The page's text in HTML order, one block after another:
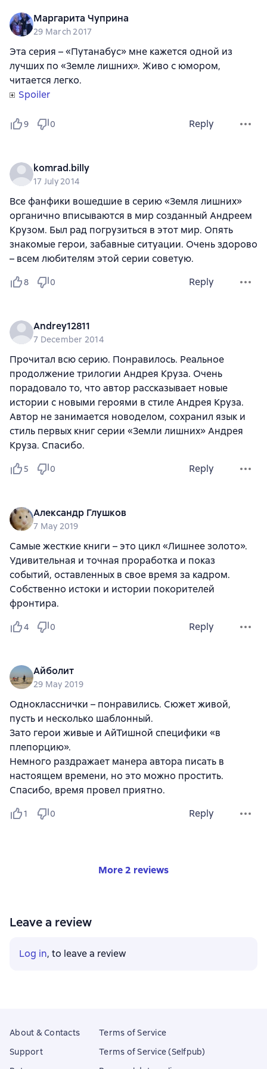
Маргарита Чуприна
29 March 2017
Эта серия – «Путанабус» мне кажется одной из
лучших по «Земле лишних». Живо с юмором,
читается легко.
Spoiler
9 0 Reply
komrad.billy
17 July 2014
Все фанфики вошедшие в серию «Земля лишних»
органично вписываются в мир созданный Андреем
Крузом. Был рад погрузиться в этот мир. Опять
знакомые герои, забавные ситуации. Очень здорово
– всем любителям этой серии советую.
8 0 Reply
Andrey12811
7 December 2014
Прочитал всю серию. Понравилось. Реальное
продолжение трилогии Андрея Круза. Очень
порадовало то, что автор рассказывает новые
истории с новыми героями в стиле Андрея Круза.
Автор не занимается новоделом, сохранил язык и
стиль первых книг серии «Земли лишних» Андрея
Круза. Спасибо.
5 0 Reply
Александр Глушков
7 May 2019
Самые жесткие книги – это цикл «Лишнее золото».
Удивительная и точная проработка и показ
событий, оставленных в свое время за кадром.
Собственно истоки и истории покорителей
фронтира.
4 0 Reply
Айболит
29 May 2019
Однокласснички – понравились. Сюжет живой,
пусть и несколько шаблонный.
Зато герои живые и АйТишной специфики «в
плепорцию».
Немного раздражает манера автора писать в
настоящем времени, но это можно простить.
Спасибо, время провел приятно.
1 0 Reply
More 2 reviews
Leave a review
Log in, to leave a review
About & Contacts
Support
Terms of Service
Terms of Service (Selfpub)